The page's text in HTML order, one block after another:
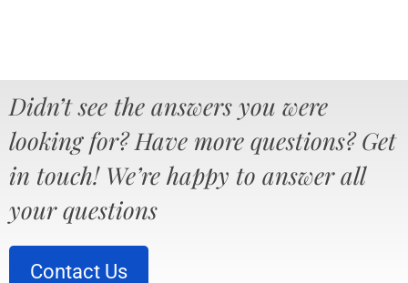
Didn’t see the answers you were
looking for? Have more questions? Get
in touch! We’re happy to answer all
your questions
Contact Us